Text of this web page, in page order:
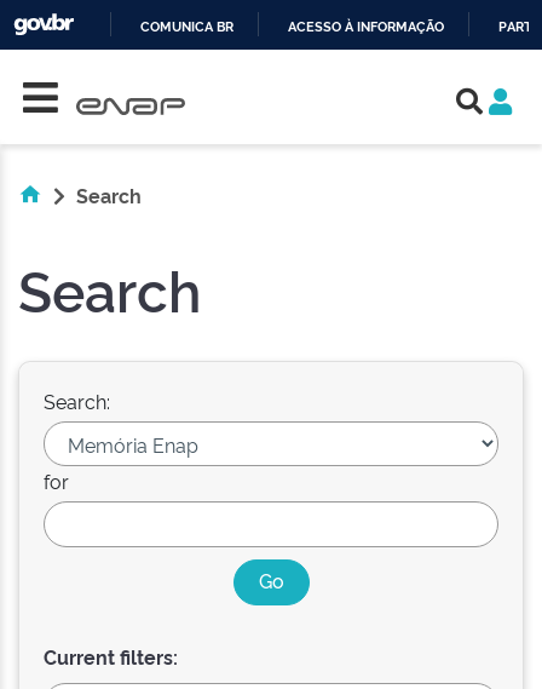
COMUNICA BR ACESSO À INFORMAÇÃO
Search
Search
Search:
for
Current filters: